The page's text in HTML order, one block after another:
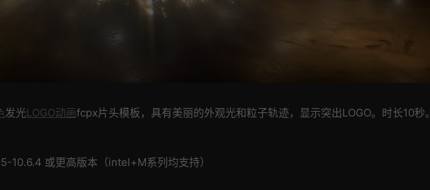
发光LOGO动画fcpx片头模板，具有美丽的外观光和粒子轨迹，显示突出LOGO。时长10秒。
10.6.4 或更高版本（intel+M系列均支持）